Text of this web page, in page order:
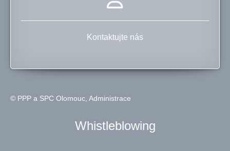
Kontaktujte nás
© PPP a SPC Olomouc, Administrace
Whistleblowing